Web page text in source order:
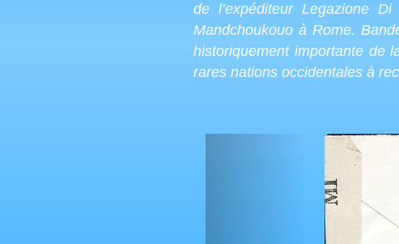
de l’expéditeur Legazione
Mandchoukouo à Rome.
historiquement importante de
rares nations occidentales à